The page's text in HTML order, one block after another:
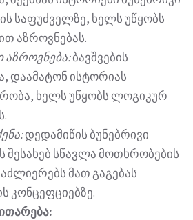
საფუძველზე, ხელს უწყობს
აზროვნებას.
ბავშვების
დაამატონ ისტორიას
ხელს უწყობს ლოგიკურ
დედამიწის ბუნებრივი
შესახებ სწავლა მოთხრობების
მათ გაგებას
კონცეფციებზე.